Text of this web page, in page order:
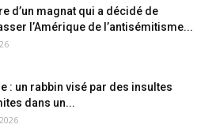
d’un magnat qui a décidé de
l’Amérique de l’antisémitisme...
: un rabbin visé par des insultes
dans un...